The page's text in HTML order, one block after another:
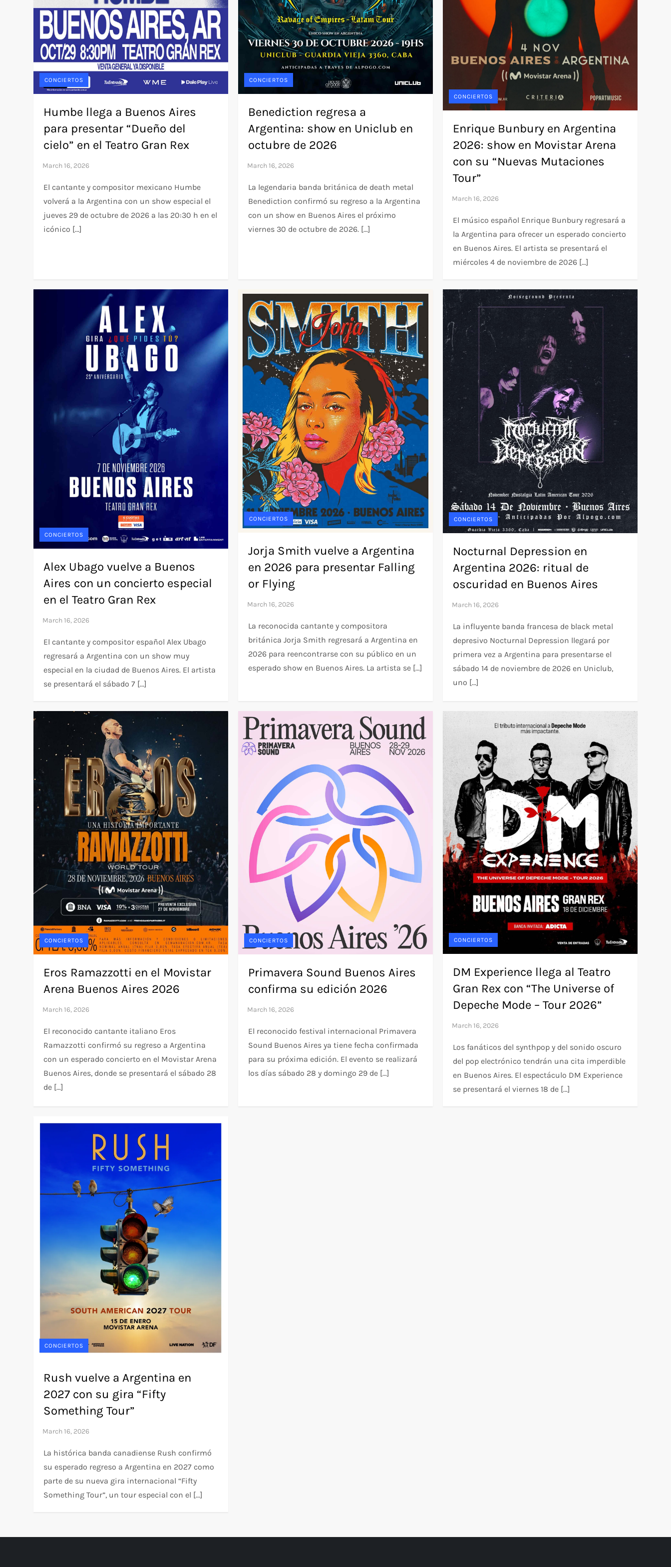
CONCIERTOS
Humbe llega a Buenos Aires
para presentar “Dueño del
cielo” en el Teatro Gran Rex
El cantante y compositor mexicano Humbe
volverá a la Argentina con un show especial el
jueves 29 de octubre de 2026 a las 20:30 h en el
icónico […]
CONCIERTOS
Benediction regresa a
Argentina: show en Uniclub en
octubre de 2026
La legendaria banda británica de death metal
Benediction confirmó su regreso a la Argentina
con un show en Buenos Aires el próximo
viernes 30 de octubre de 2026. […]
CONCIERTOS
Enrique Bunbury en Argentina
2026: show en Movistar Arena
con su “Nuevas Mutaciones
Tour”
El músico español Enrique Bunbury regresará a
la Argentina para ofrecer un esperado concierto
en Buenos Aires. El artista se presentará el
miércoles 4 de noviembre de 2026 […]
CONCIERTOS
Alex Ubago vuelve a Buenos
Aires con un concierto especial
en el Teatro Gran Rex
El cantante y compositor español Alex Ubago
regresará a Argentina con un show muy
especial en la ciudad de Buenos Aires. El artista
se presentará el sábado 7 […]
CONCIERTOS
Jorja Smith vuelve a Argentina
en 2026 para presentar Falling
or Flying
La reconocida cantante y compositora
británica Jorja Smith regresará a Argentina en
2026 para reencontrarse con su público en un
esperado show en Buenos Aires. La artista se […]
CONCIERTOS
Nocturnal Depression en
Argentina 2026: ritual de
oscuridad en Buenos Aires
La influyente banda francesa de black metal
depresivo Nocturnal Depression llegará por
primera vez a Argentina para presentarse el
sábado 14 de noviembre de 2026 en Uniclub,
uno […]
CONCIERTOS
Eros Ramazzotti en el Movistar
Arena Buenos Aires 2026
El reconocido cantante italiano Eros
Ramazzotti confirmó su regreso a Argentina
con un esperado concierto en el Movistar Arena
Buenos Aires, donde se presentará el sábado 28
de […]
CONCIERTOS
Primavera Sound Buenos Aires
confirma su edición 2026
El reconocido festival internacional Primavera
Sound Buenos Aires ya tiene fecha confirmada
para su próxima edición. El evento se realizará
los días sábado 28 y domingo 29 de […]
CONCIERTOS
DM Experience llega al Teatro
Gran Rex con “The Universe of
Depeche Mode – Tour 2026”
Los fanáticos del synthpop y del sonido oscuro
del pop electrónico tendrán una cita imperdible
en Buenos Aires. El espectáculo DM Experience
se presentará el viernes 18 de […]
CONCIERTOS
Rush vuelve a Argentina en
2027 con su gira “Fifty
Something Tour”
La histórica banda canadiense Rush confirmó
su esperado regreso a Argentina en 2027 como
parte de su nueva gira internacional “Fifty
Something Tour”, un tour especial con el […]